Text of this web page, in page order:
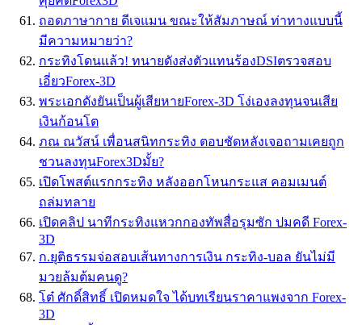
ถอดภาษากาย ดีเจแมน ขณะให้สัมภาษณ์ ท่าทางแบบนี้
มีความหมายว่า?
กระทิงโดนแล้ว! ทนายดังส่งตัวแทนร้องDSIตรวจสอบ
เอี่ยวForex-3D
พระเอกดังยันเป็นผู้เสียหายForex-3D โง่เองลงทุนจนเสีย
เงินก้อนโต
ภณ ณวัสน์ เพื่อนสนิทกระทิง ตอบชัดหลังเจอถามเคยถูก
ชวนลงทุนForex3Dมั้ย?
เปิดโพสต์แรกกระทิง หลังออกโหนกระแส คอมเมนต์
ถล่มทลาย
เปิดคลิป นาทีกระทิงแหวกกองทัพสื่อรุมซัก ปมคดี Forex-
3D
ก.ยุติธรรมจ่อสอบเส้นทางการเงิน กระทิง-บอล ยันไม่มี
มวยล้มต้มคนดู?
โต๋ ศักดิ์สิทธิ์ เปิดหมดใจ ได้บทเรียนราคาแพงจาก Forex-
3D